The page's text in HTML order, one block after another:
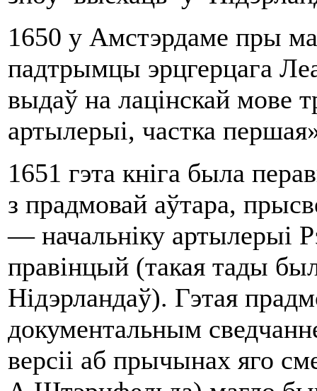
1650 у Амстэрдаме пры
падтрымцы эрцгерцага
выдаў на лацінскай мове
артылерыі, частка
1651 гэта кніга была
з прадмовай аўтара,
— начальніку артылерыі
правінцый (такая тады
Нідэрландаў). Гэтая
документальным
версіі аб прычынах яго